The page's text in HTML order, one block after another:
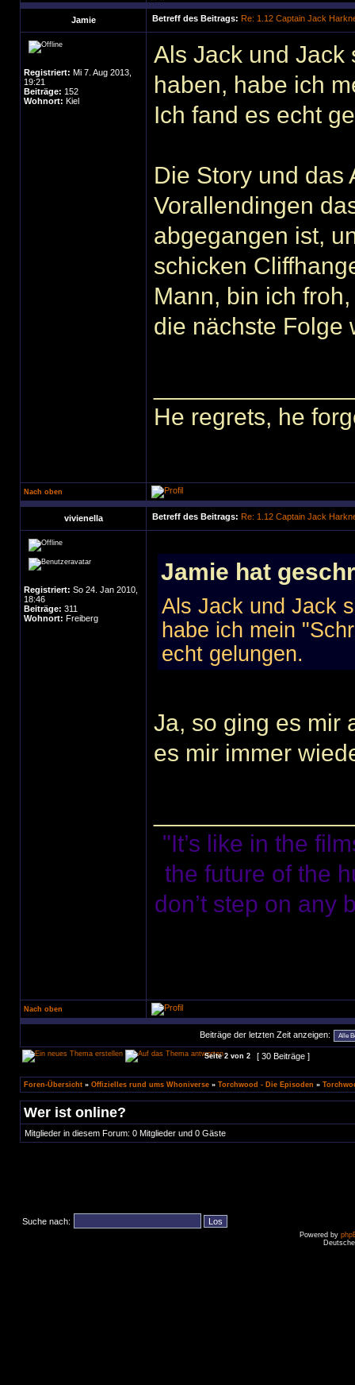
Jamie Betreff des Beitrags: Re: 1.12 Captain Jack
Registriert: Mi 7. Aug 2013,
19:21
Beiträge: 152
Wohnort: Kiel
Als Jack und Jack
haben, habe ich
Ich fand es echt
Die Story und das
Vorallendingen
abgegangen ist,
schicken
Mann, bin ich
die nächste Folge
He regrets, he
Nach oben
vivienella Betreff des Beitrags: Re: 1.12 Captain Jack
Registriert: So 24. Jan 2010,
18:46
Beiträge: 311
Wohnort: Freiberg
Jamie hat
Als Jack und Jack
habe ich mein
echt gelungen.
Ja, so ging es mir
es mir immer
"It’s like in the
the future of the
don’t step on any
Nach oben
Beiträge der letzten Zeit anzeigen:
Seite2 von 2 [ 30 Beiträge ]
Foren-Übersicht » Offizielles rund ums Whoniverse » Torchwood - Die Episoden »
Wer ist online?
Mitglieder in diesem Forum: 0 Mitglieder und 0 Gäste
Suche nach:
Powered by